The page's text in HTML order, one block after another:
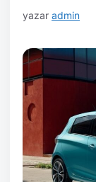
yazar admin